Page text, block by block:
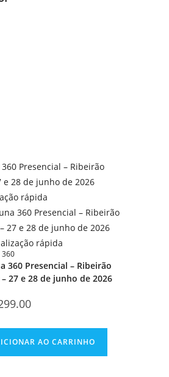
rápida
rápida
360
360 Presencial – Ribeirão
27 e 28 de junho de 2026
AO CARRINHO